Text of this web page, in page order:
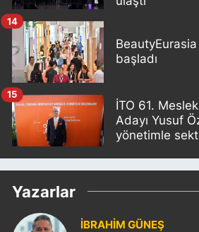
başladı
14
İTO 61.
Adayı Yusuf
yönetimle
15
Yazarlar
İBRAHİM GÜNEŞ